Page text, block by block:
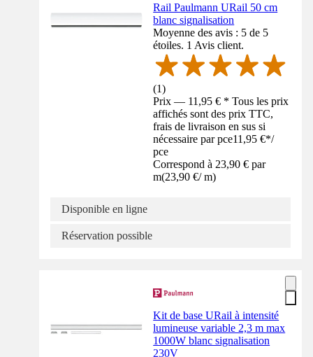
Rail Paulmann URail 50 cm
blanc signalisation
Moyenne des avis : 5 de 5
étoiles. 1 Avis client.
(1)
Prix — 11,95 € * Tous les prix
affichés sont des prix TTC,
frais de livraison en sus si
nécessaire par pce11,95 €*/
pce
Correspond à 23,90 € par
m(23,90 €/ m)
Disponible en ligne
Réservation possible
Kit de base URail à intensité
lumineuse variable 2,3 m max
1000W blanc signalisation
230V